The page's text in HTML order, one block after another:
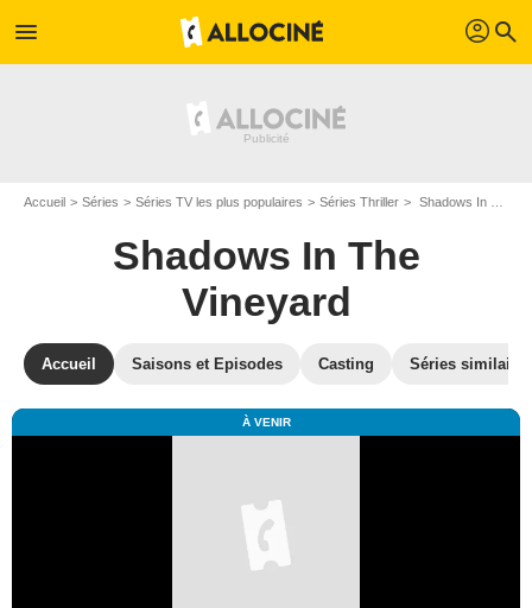
menu profil search
Accueil Séries Séries TV les plus populaires Séries Thriller Shadows In The Vineyard
Shadows In The
Vineyard
Accueil Saisons et Episodes Casting Séries similaires
À VENIR